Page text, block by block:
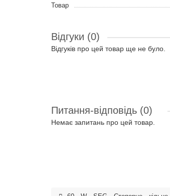
Товар
Відгуки (0)
Відгуків про цей товар ще не було.
Питання-відповідь (0)
Немає запитань про цей товар.